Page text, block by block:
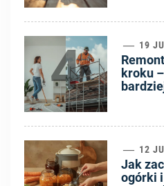
4 19
kroku
12
Jak
ogórki